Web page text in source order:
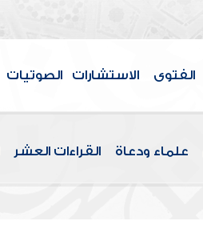
الفتوى الاستشارات الصوتيات
علماء ودعاة القراءات العشر